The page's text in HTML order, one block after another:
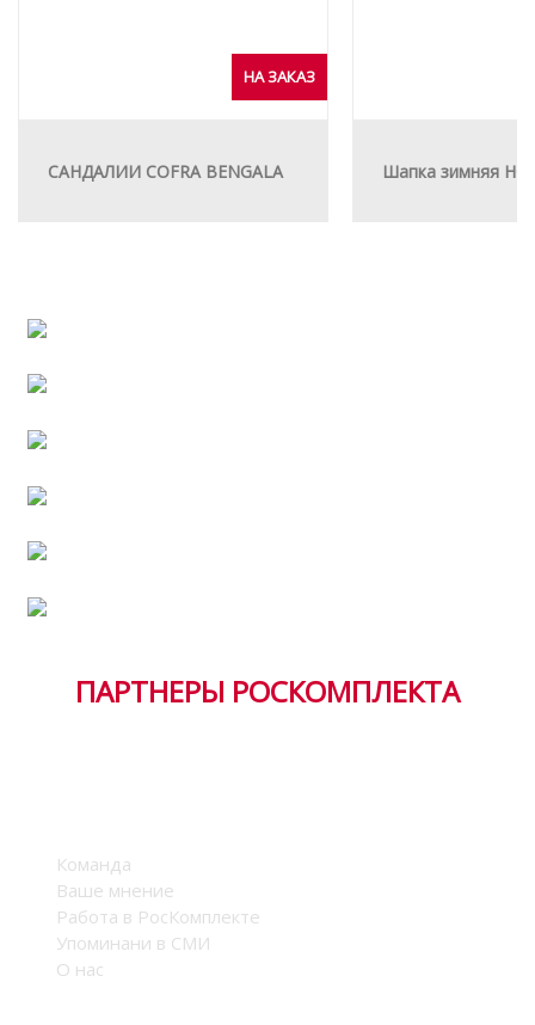
НА ЗАКАЗ
САНДАЛИИ COFRA BENGALA Шапка зимняя
ПАРТНЕРЫ РОСКОМПЛЕКТА
Команда
Ваше мнение
Работа в РосКомплекте
Упоминани в СМИ
О нас